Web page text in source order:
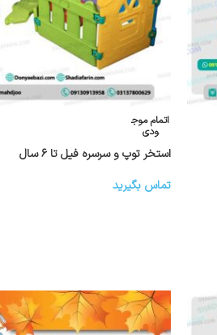
اتمام موج
ودی
استخر توپ و سرسره فیل تا ۶ سال
تماس بگیرید